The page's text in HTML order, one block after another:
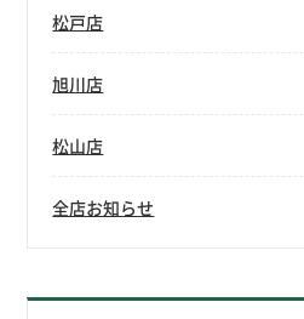
松戸店
旭川店
松山店
全店お知らせ